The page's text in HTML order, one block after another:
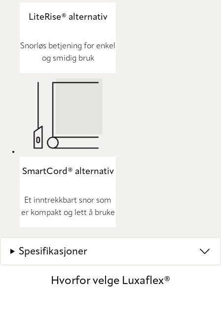
LiteRise® alternativ
Snorløs betjening for enkel
og smidig bruk
SmartCord® alternativ
Et inntrekkbart snor som
er kompakt og lett å bruke
Spesifikasjoner
Hvorfor velge Luxaflex®